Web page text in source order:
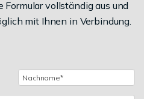
vollständig aus und
mit Ihnen in Verbindung.